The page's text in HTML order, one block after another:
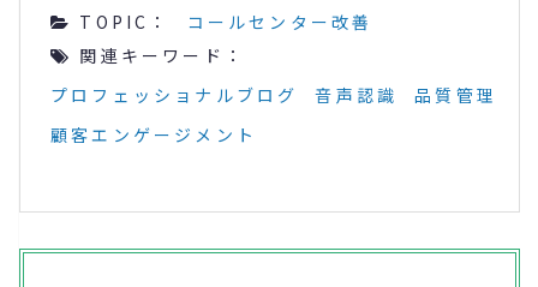
TOPIC：
コールセンター改善
関連キーワード：
プロフェッショナルブログ
音声認識
品質管理
顧客エンゲージメント